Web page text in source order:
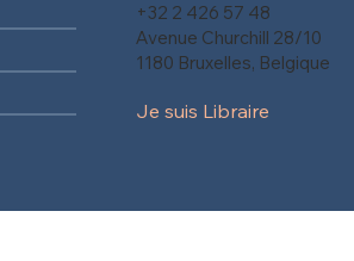
+32 2 426 57 48
Avenue Churchill 28/10
1180 Bruxelles, Belgique
Je suis Libraire